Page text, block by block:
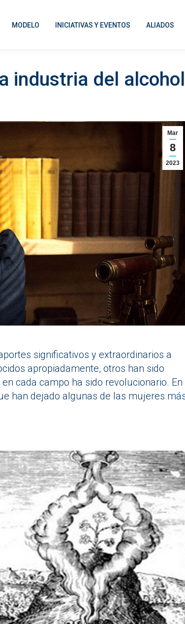
MODELO INICIATIVAS Y EVENTOS ALIADOS
industria del alcohol
Mar
8
2023
significativos y extraordinarios a
apropiadamente, otros han sido
cada campo ha sido revolucionario. En
han dejado algunas de las mujeres